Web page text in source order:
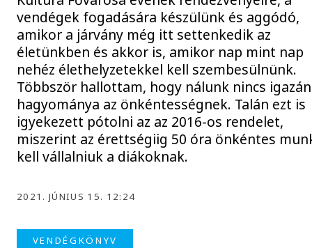
vendégek fogadására készülünk és aggódó,
amikor a járvány még itt settenkedik az
életünkben és akkor is, amikor nap mint nap
nehéz élethelyzetekkel kell szembesülnünk.
Többször hallottam, hogy nálunk nincs igazán
hagyománya az önkéntességnek. Talán ezt is
igyekezett pótolni az az 2016-os rendelet,
miszerint az érettségiig 50 óra önkéntes
kell vállalniuk a diákoknak.
2021. JÚNIUS 15. 12:24
VENDÉGKÖNYV